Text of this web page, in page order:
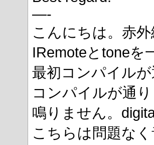
—-
こんにちは。赤
IRemoteとtoneを
最初コンパイル
コンパイルが通
鳴りません。
こちらは問題な